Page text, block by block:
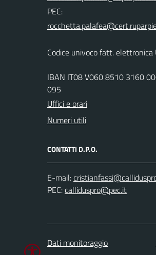
PEC:
Codice univoco fatt. elettronica
IBAN IT08 V060 8510 3160
095
Uffici e orari
Numeri utili
CONTATTI D.P.O.
E-mail:
PEC:
Dati monitoraggio